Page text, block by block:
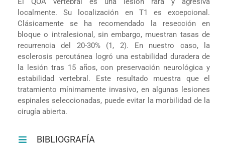
localmente. Su localización en T1 es excepcional.
Clásicamente se ha recomendado la resección en
bloque o intralesional, sin embargo, muestran tasas de
recurrencia del 20-30% (1, 2). En nuestro caso, la
esclerosis percutánea logró una estabilidad duradera de
la lesión tras 15 años, con preservación neurológica y
estabilidad vertebral. Este resultado muestra que el
tratamiento mínimamente invasivo, en algunas lesiones
espinales seleccionadas, puede evitar la morbilidad de la
cirugía abierta.
BIBLIOGRAFÍA